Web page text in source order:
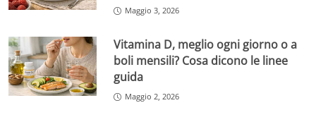
Maggio 3, 2026
Vitamina D, meglio ogni giorno o a
boli mensili? Cosa dicono le linee
guida
Maggio 2, 2026